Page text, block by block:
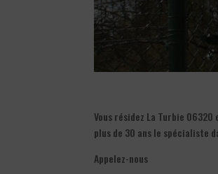
Vous résidez La Turbie
plus de 30 ans le spécialiste
Appelez-nous